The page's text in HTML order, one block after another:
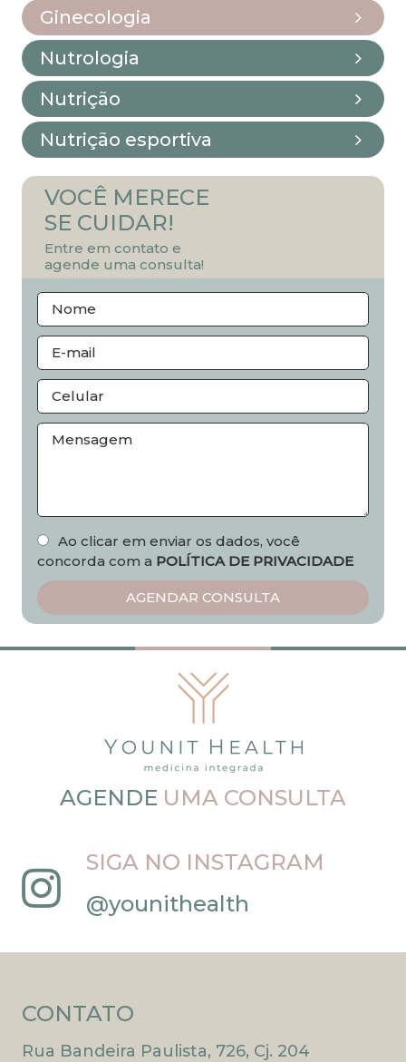
Ginecologia
Nutrologia
Nutrição
Nutrição esportiva
VOCÊ MERECE
SE CUIDAR!
Entre em contato e
agende uma consulta!
Ao clicar em enviar os dados, você
concorda com a POLÍTICA DE PRIVACIDADE
AGENDE UMA CONSULTA
SIGA NO INSTAGRAM
@younithealth
CONTATO
Rua Bandeira Paulista, 726, Cj. 204